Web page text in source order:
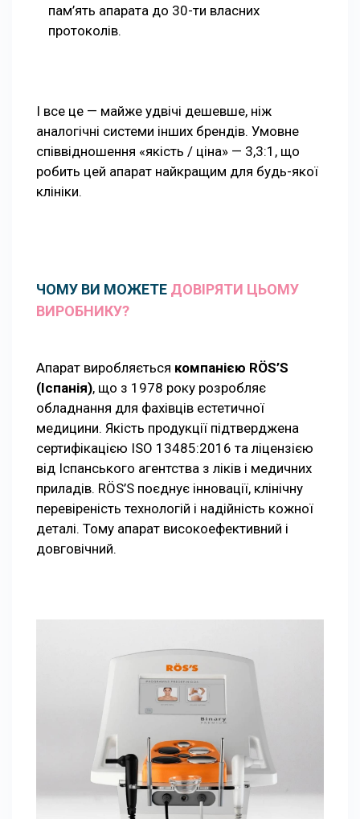
пам’ять апарата до 30-ти власних
протоколів.
І все це — майже удвічі дешевше, ніж
аналогічні системи інших брендів. Умовне
співвідношення «якість / ціна» — 3,3:1, що
робить цей апарат найкращим для будь-якої
клініки.
ЧОМУ ВИ МОЖЕТЕ ДОВІРЯТИ ЦЬОМУ
ВИРОБНИКУ?
Апарат виробляється компанією RÖS’S
(Іспанія), що з 1978 року розробляє
обладнання для фахівців естетичної
медицини. Якість продукції підтверджена
сертифікацією ISO 13485:2016 та ліцензією
від Іспанського агентства з ліків і медичних
приладів. RÖS’S поєднує інновації, клінічну
перевіреність технологій і надійність кожної
деталі. Тому апарат високоефективний і
довговічний.